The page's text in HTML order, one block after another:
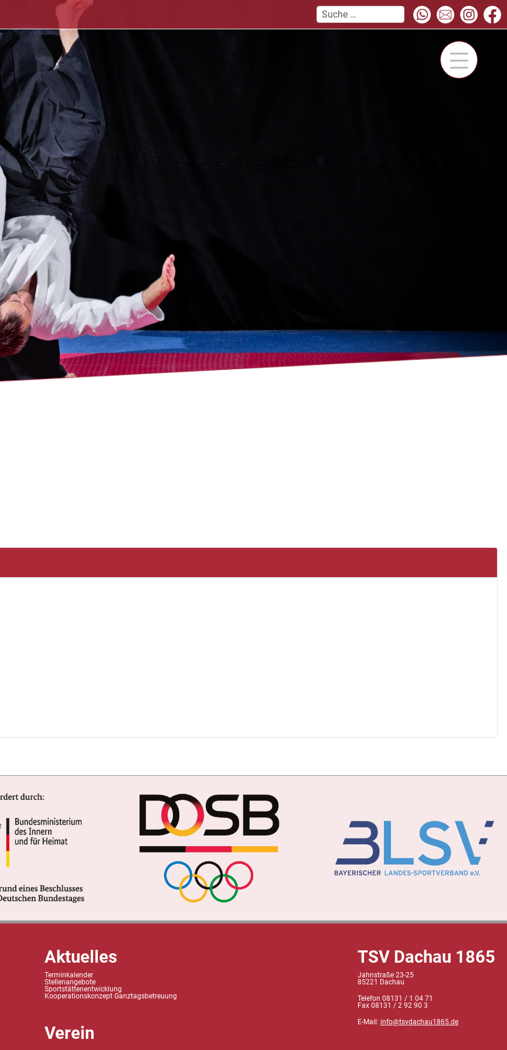
Aktuelles
Terminkalender
Stellenangebote
Sportstättenentwicklung
Kooperationskonzept Ganztagsbetreuung
Verein
TSV Dachau 1865
Jahnstraße 23-25
85221 Dachau
Telefon 08131 / 1 04 71
Fax 08131 / 2 92 90 3
E-Mail: info@tsvdachau1865.de